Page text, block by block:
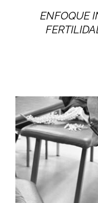
ENFOQUE